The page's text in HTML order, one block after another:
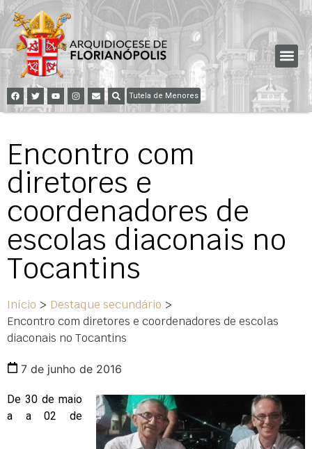
Tutela de Menores
Encontro com
diretores e
coordenadores de
escolas diaconais no
Tocantins
Início > Destaque secundário >
Encontro com diretores e coordenadores de escolas
diaconais no Tocantins
7 de junho de 2016
De 30 de maio
a a 02 de